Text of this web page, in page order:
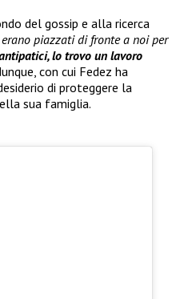
del gossip e alla ricerca
piazzati di fronte a noi per
lo trovo un lavoro
con cui Fedez ha
di proteggere la
sua famiglia.